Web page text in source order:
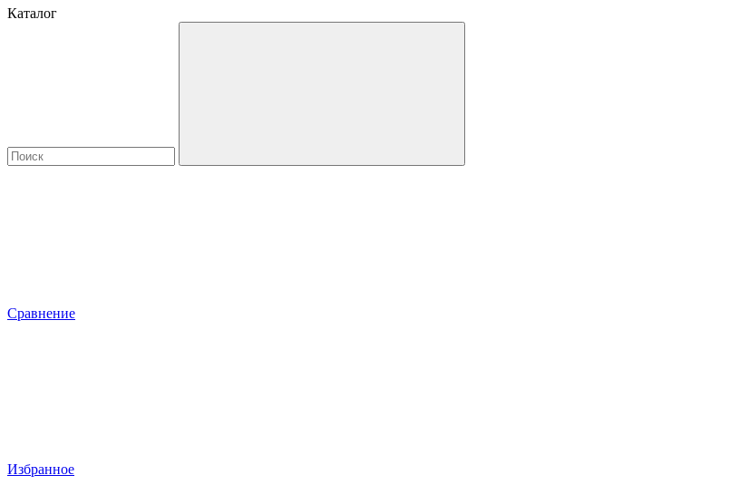
Каталог
Сравнение
Избранное